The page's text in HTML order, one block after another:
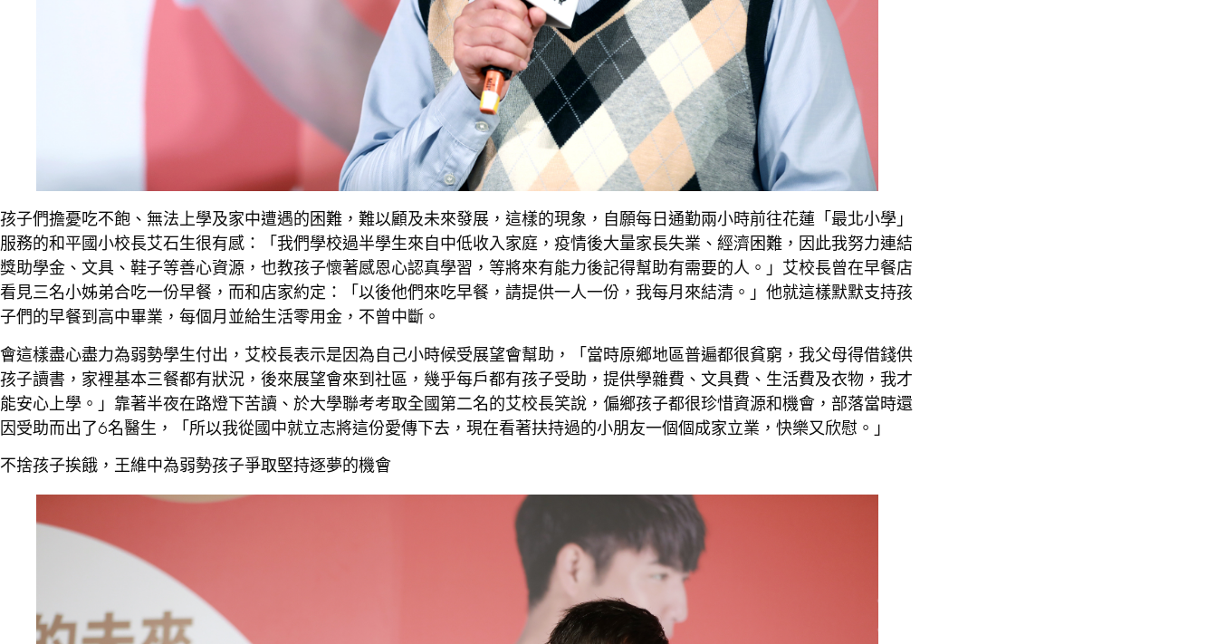
孩子們擔憂吃不飽、無法上學及家中遭遇的困難，難以顧及未來發展，這樣的現象，自願每日通勤兩小時前往花蓮「最北小學」
服務的和平國小校長艾石生很有感：「我們學校過半學生來自中低收入家庭，疫情後大量家長失業、經濟困難，因此我努力連結
獎助學金、文具、鞋子等善心資源，也教孩子懷著感恩心認真學習，等將來有能力後記得幫助有需要的人。」艾校長曾在早餐店
看見三名小姊弟合吃一份早餐，而和店家約定：「以後他們來吃早餐，請提供一人一份，我每月來結清。」他就這樣默默支持孩
子們的早餐到高中畢業，每個月並給生活零用金，不曾中斷。
會這樣盡心盡力為弱勢學生付出，艾校長表示是因為自己小時候受展望會幫助，「當時原鄉地區普遍都很貧窮，我父母得借錢供
孩子讀書，家裡基本三餐都有狀況，後來展望會來到社區，幾乎每戶都有孩子受助，提供學雜費、文具費、生活費及衣物，我才
能安心上學。」靠著半夜在路燈下苦讀、於大學聯考考取全國第二名的艾校長笑說，偏鄉孩子都很珍惜資源和機會，部落當時還
因受助而出了6名醫生，「所以我從國中就立志將這份愛傳下去，現在看著扶持過的小朋友一個個成家立業，快樂又欣慰。」
不捨孩子挨餓，王維中為弱勢孩子爭取堅持逐夢的機會